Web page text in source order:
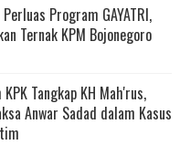
Program GAYATRI,
Ternak KPM Bojonegoro
Tangkap KH Mah'rus,
Anwar Sadad dalam Kasus